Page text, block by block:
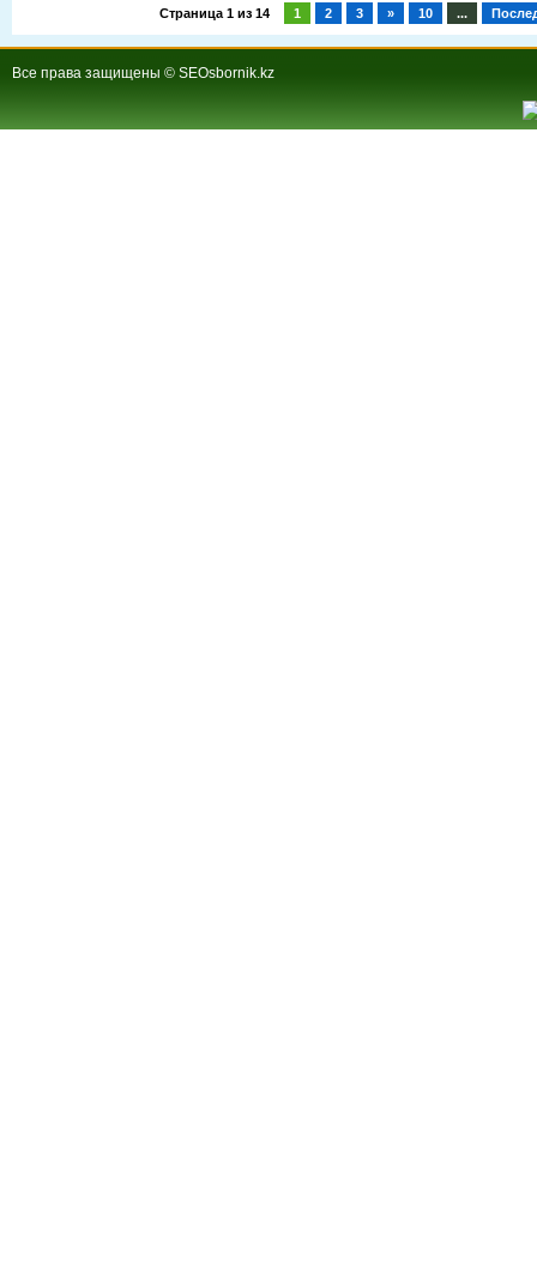
Страница 1 из 14 1 2 3 » 10 ...
Все права защищены © SEOsbornik.kz